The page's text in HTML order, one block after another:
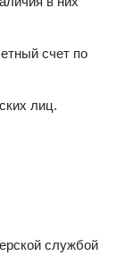
счет по
лиц.
службой